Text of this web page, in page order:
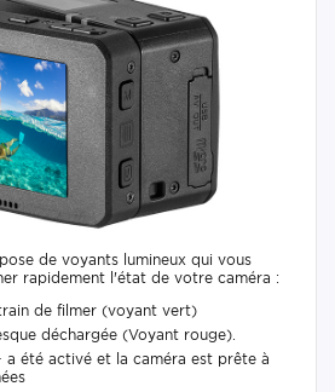
de voyants lumineux qui vous
rapidement l'état de votre caméra :
de filmer (voyant vert)
déchargée (Voyant rouge).
été activé et la caméra est prête à